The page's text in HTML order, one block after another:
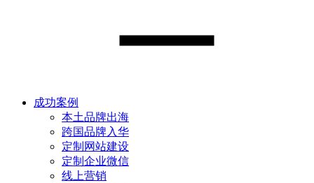
成功案例
本土品牌出海
跨国品牌入华
定制网站建设
定制企业微信
线上营销